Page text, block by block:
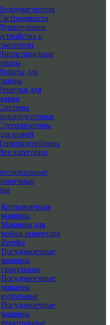
и
для
для
ножей
категории
Котломоечные
машины
Машины для
мойки инвентаря
Zernike
Посудомоечные
машины
гранульные
Посудомоечные
машины
купольные
Посудомоечные
машины
фронтальные